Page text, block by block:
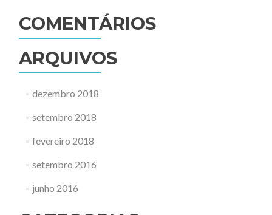
COMENTÁRIOS
ARQUIVOS
dezembro 2018
setembro 2018
fevereiro 2018
setembro 2016
junho 2016